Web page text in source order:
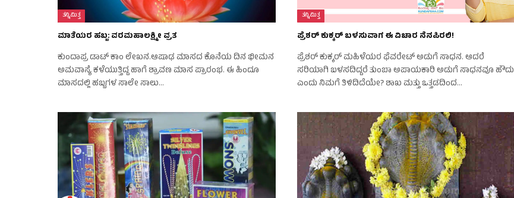
ತನ್ನಿಮಿತ್ತ
ಮಾತೆಯರ ಹಬ್ಬ: ವರಮಹಾಲಕ್ಷ್ಮೀ ವ್ರತ
ಕುಂದಾಪ್ರ ಡಾಟ್ ಕಾಂ ಲೇಖನ.ಆಷಾಢ ಮಾಸದ ಕೊನೆಯ ದಿನ ಭೀಮನ
ಅಮವಾಸ್ಯೆ ಕಳೆಯುತ್ತಿದ್ದ ಹಾಗೆ ಶ್ರಾವಣ ಮಾಸ ಪ್ರಾರಂಭ. ಈ ಹಿಂದೂ
ಮಾಸದಲ್ಲಿ ಹಬ್ಬಗಳ ಸಾಲೇ ಸಾಲು…
ತನ್ನಿಮಿತ್ತ
ಪ್ರೆಶರ್ ಕುಕ್ಕರ್ ಬಳಸುವಾಗ ಈ ವಿಚಾರ ನೆನಪಿರಲಿ!
ಪ್ರೆಶರ್ ಕುಕ್ಕರ್ ಮಹಿಳೆಯರ ಫೆವರೇಟ್ ಅಡುಗೆ ಸಾಧನ. ಆದರೆ
ಸರಿಯಾಗಿ ಬಳಸದಿದ್ದರೆ ತುಂಬಾ ಅಪಾಯಕಾರಿ ಅಡುಗೆ ಸಾಧನವೂ ಹೌದು
ಎಂದು ನಿಮಗೆ ತಿಳಿದಿದೆಯೇ? ಶಾಖ ಮತ್ತು ಒತ್ತಡದಿಂದ…